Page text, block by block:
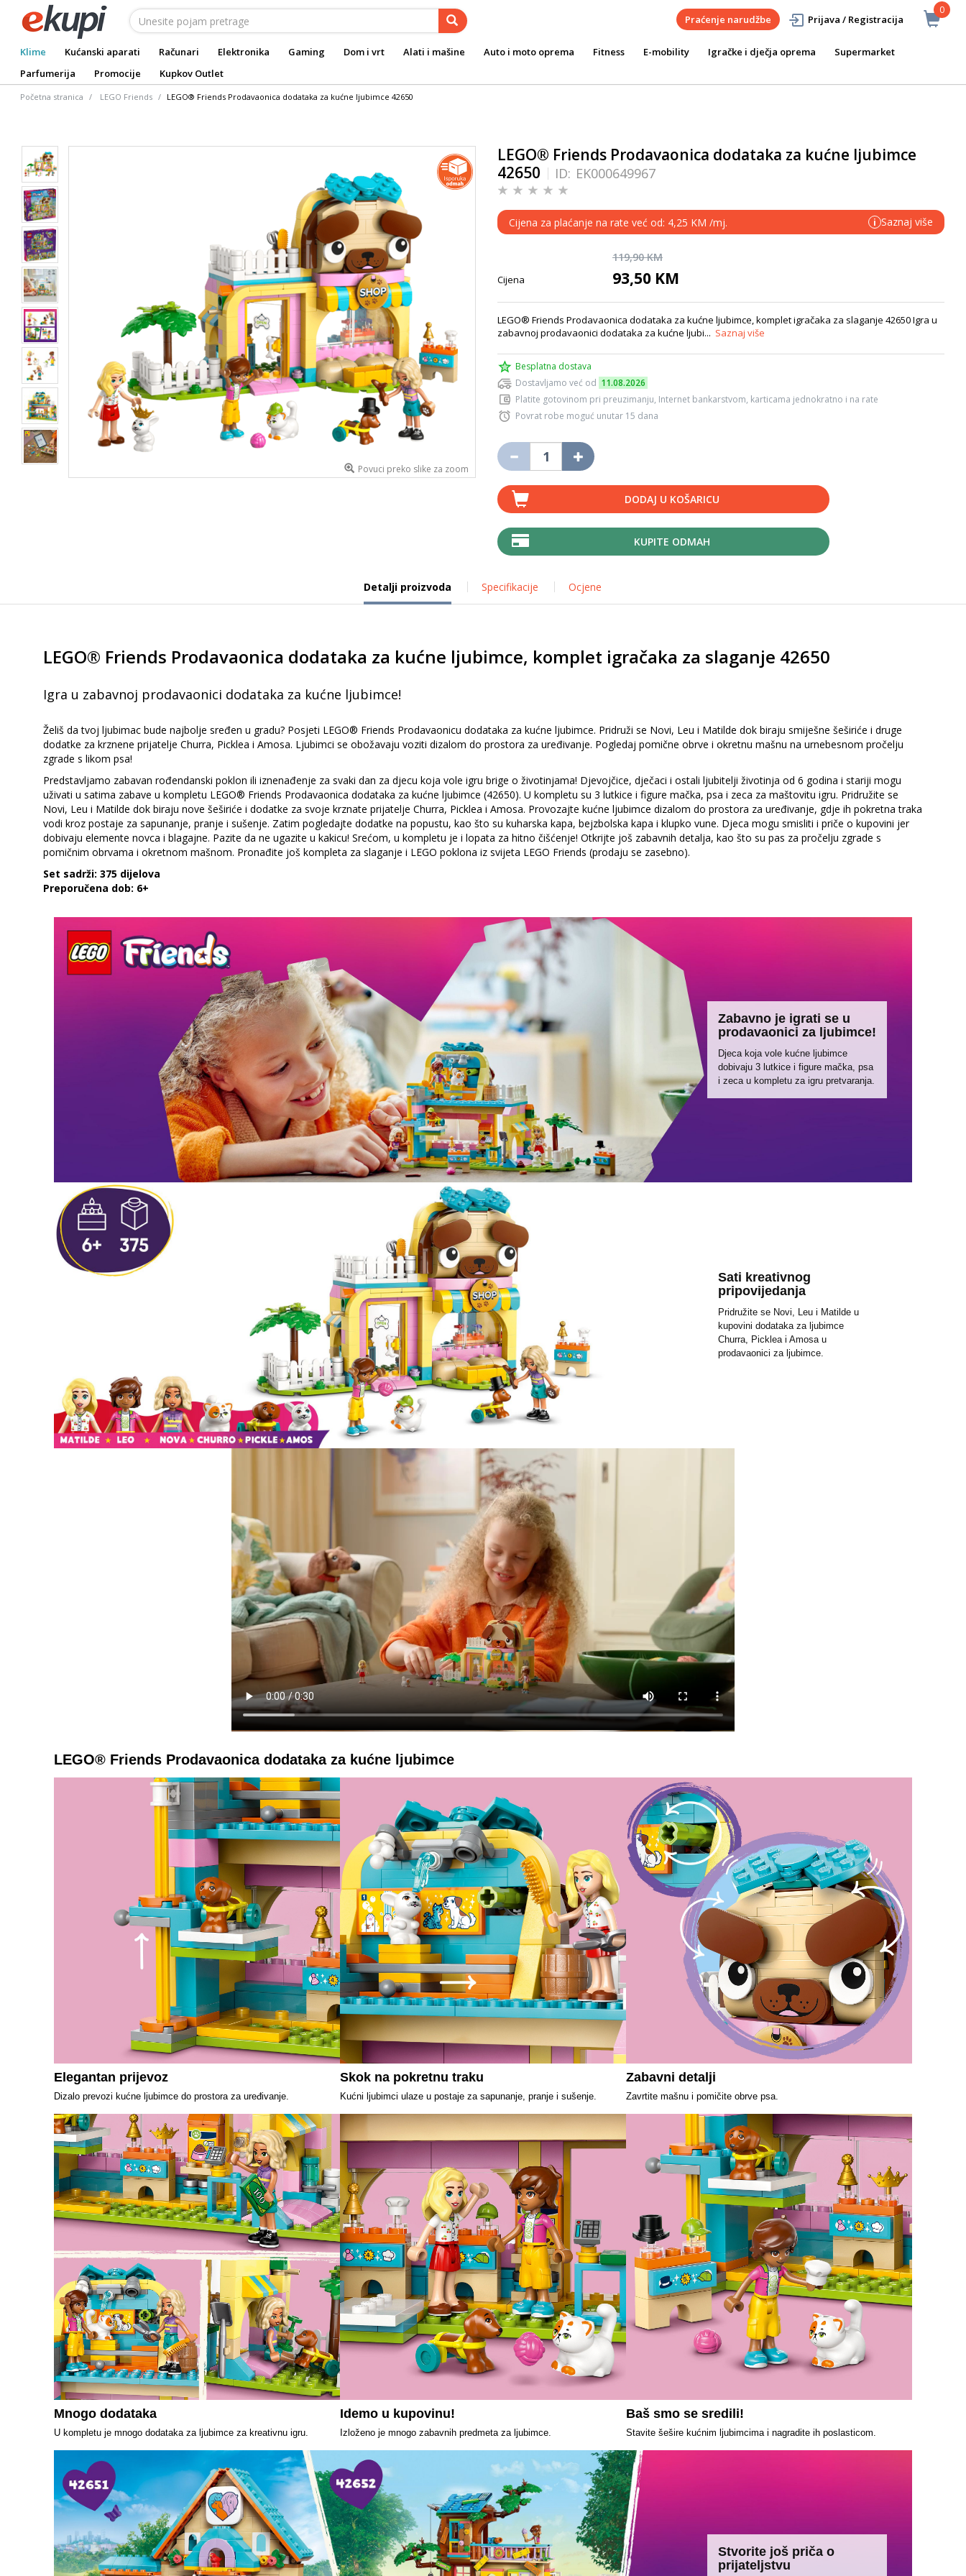
0
Praćenje narudžbe Prijava / Registracija
Klime Kućanski aparati Računari Elektronika Gaming Dom i vrt Alati i mašine Auto i moto oprema Fitness E-mobility Igračke i dječja oprema
Supermarket
Parfumerija
Promocije Kupkov Outlet
Početna stranica LEGO Friends LEGO® Friends Prodavaonica dodataka za kućne ljubimce 42650
Povuci preko slike za zoom
LEGO® Friends Prodavaonica dodataka za kućne ljubimce
42650
ID: EK000649967
Cijena za plaćanje na rate već od: 4,25 KM /mj. i Saznaj više
119,90 KM
Cijena 93,50 KM
LEGO® Friends Prodavaonica dodataka za kućne ljubimce, komplet igračaka za slaganje 42650 Igra u
zabavnoj prodavaonici dodataka za kućne ljubi... Saznaj više
Besplatna dostava
Dostavljamo već od 11.08.2026
Platite gotovinom pri preuzimanju, Internet bankarstvom, karticama jednokratno i na rate
Povrat robe moguć unutar 15 dana
DODAJ U KOŠARICU
KUPITE ODMAH
Detalji proizvoda Specifikacije Ocjene
LEGO® Friends Prodavaonica dodataka za kućne ljubimce, komplet igračaka za slaganje 42650
Igra u zabavnoj prodavaonici dodataka za kućne ljubimce!
Želiš da tvoj ljubimac bude najbolje sređen u gradu? Posjeti LEGO® Friends Prodavaonicu dodataka za kućne ljubimce. Pridruži se Novi, Leu i Matilde dok biraju smiješne šeširiće i druge
dodatke za krznene prijatelje Churra, Picklea i Amosa. Ljubimci se obožavaju voziti dizalom do prostora za uređivanje. Pogledaj pomične obrve i okretnu mašnu na urnebesnom pročelju
zgrade s likom psa!
Predstavljamo zabavan rođendanski poklon ili iznenađenje za svaki dan za djecu koja vole igru brige o životinjama! Djevojčice, dječaci i ostali ljubitelji životinja od 6 godina i stariji mogu
uživati u satima zabave u kompletu LEGO® Friends Prodavaonica dodataka za kućne ljubimce (42650). U kompletu su 3 lutkice i figure mačka, psa i zeca za maštovitu igru. Pridružite se
Novi, Leu i Matilde dok biraju nove šeširiće i dodatke za svoje krznate prijatelje Churra, Picklea i Amosa. Provozajte kućne ljubimce dizalom do prostora za uređivanje, gdje ih pokretna traka
vodi kroz postaje za sapunanje, pranje i sušenje. Zatim pogledajte dodatke na popustu, kao što su kuharska kapa, bejzbolska kapa i klupko vune. Djeca mogu smisliti i priče o kupovini jer
dobivaju elemente novca i blagajne. Pazite da ne ugazite u kakicu! Srećom, u kompletu je i lopata za hitno čišćenje! Otkrijte još zabavnih detalja, kao što su pas za pročelju zgrade s
pomičnim obrvama i okretnom mašnom. Pronađite još kompleta za slaganje i LEGO poklona iz svijeta LEGO Friends (prodaju se zasebno).
Set sadrži: 375 dijelova
Preporučena dob: 6+
Zabavno je igrati se u
prodavaonici za ljubimce!
Djeca koja vole kućne ljubimce
dobivaju 3 lutkice i figure mačka, psa
i zeca u kompletu za igru pretvaranja.
Sati kreativnog
pripovijedanja
Pridružite se Novi, Leu i Matilde u
kupovini dodataka za ljubimce
Churra, Picklea i Amosa u
prodavaonici za ljubimce.
LEGO® Friends Prodavaonica dodataka za kućne ljubimce
Elegantan prijevoz
Dizalo prevozi kućne ljubimce do prostora za uređivanje.
Skok na pokretnu traku
Kućni ljubimci ulaze u postaje za sapunanje, pranje i sušenje.
Zabavni detalji
Zavrtite mašnu i pomičite obrve psa.
Mnogo dodataka
U kompletu je mnogo dodataka za ljubimce za kreativnu igru.
Idemo u kupovinu!
Izloženo je mnogo zabavnih predmeta za ljubimce.
Baš smo se sredili!
Stavite šešire kućnim ljubimcima i nagradite ih poslasticom.
Stvorite još priča o
prijateljstvu